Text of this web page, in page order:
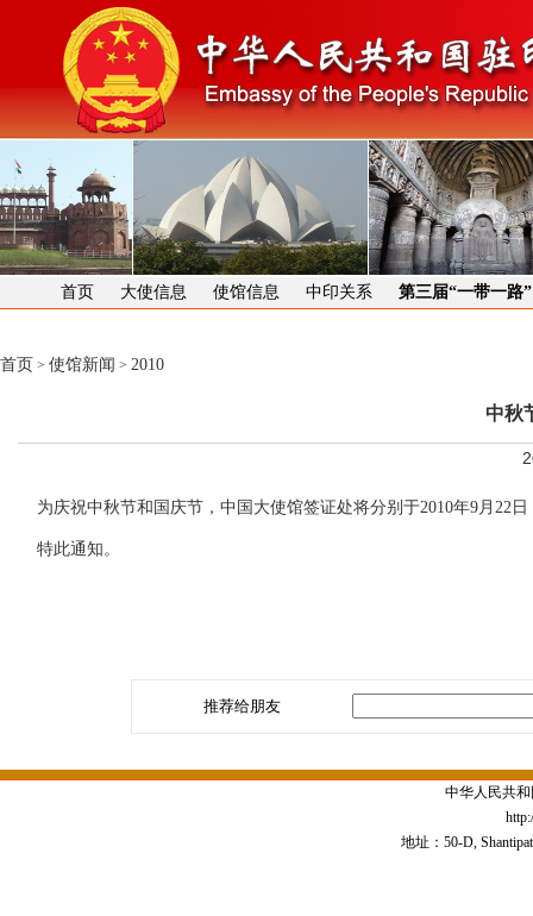
首页 大使信息 使馆信息 中印关系 第三届“一带一路
首页 > 使馆新闻 > 2010
中秋
为庆祝中秋节和国庆节，中国大使馆签证处将分别于2010年9月22
特此通知。
推荐给朋友
中华人民共
地址：50-D,